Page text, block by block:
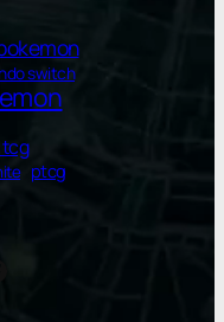
switch
tcg
ptcg